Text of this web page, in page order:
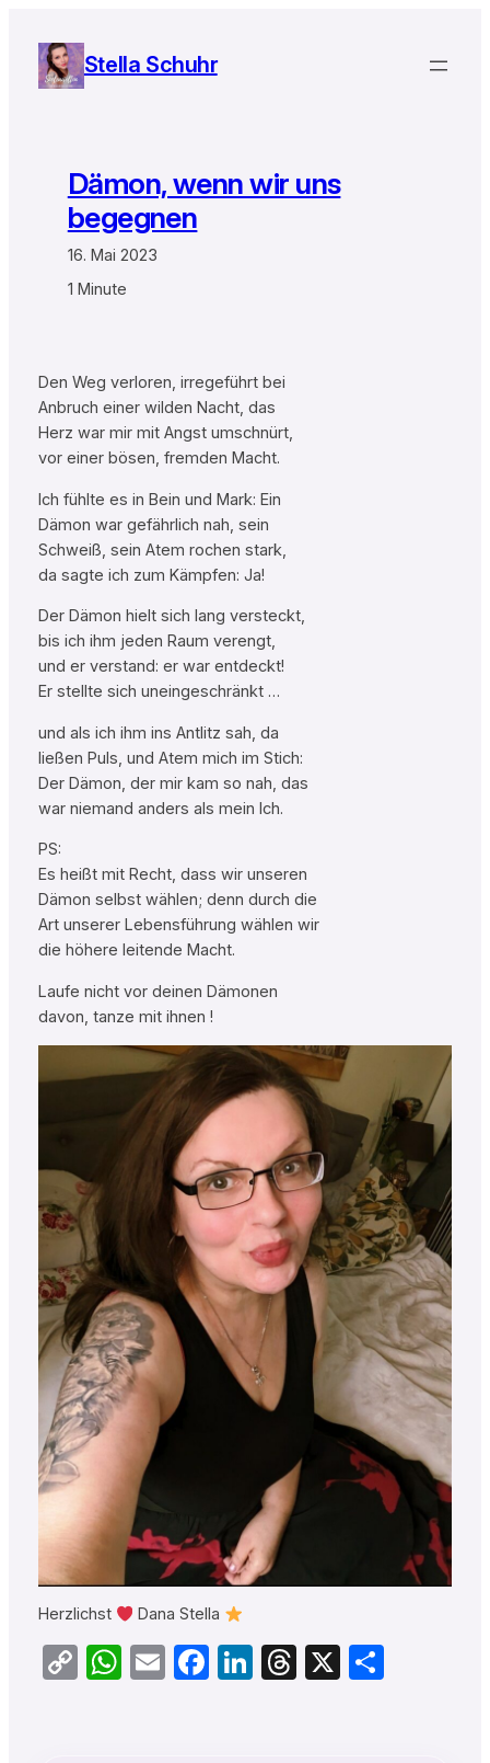
Inhalt
springen
Stella Schuhr
Dämon, wenn wir uns
begegnen
16. Mai 2023
1 Minute
Den Weg verloren, irregeführt bei
Anbruch einer wilden Nacht, das
Herz war mir mit Angst umschnürt,
vor einer bösen, fremden Macht.
Ich fühlte es in Bein und Mark: Ein
Dämon war gefährlich nah, sein
Schweiß, sein Atem rochen stark,
da sagte ich zum Kämpfen: Ja!
Der Dämon hielt sich lang versteckt,
bis ich ihm jeden Raum verengt,
und er verstand: er war entdeckt!
Er stellte sich uneingeschränkt …
und als ich ihm ins Antlitz sah, da
ließen Puls, und Atem mich im Stich:
Der Dämon, der mir kam so nah, das
war niemand anders als mein Ich.
PS:
Es heißt mit Recht, dass wir unseren
Dämon selbst wählen; denn durch die
Art unserer Lebensführung wählen wir
die höhere leitende Macht.
Laufe nicht vor deinen Dämonen
davon, tanze mit ihnen !
Herzlichst Dana Stella
CopyWhatsApp
EmailFacebook
LinkedIn
Threads
X Teilen